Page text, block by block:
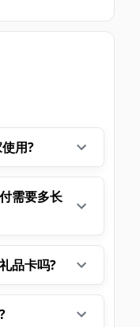
用?
需要多长
品卡吗?